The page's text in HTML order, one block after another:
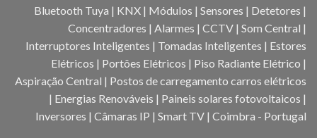
Bluetooth Tuya | KNX | Módulos | Sensores | Detetores |
Concentradores | Alarmes | CCTV | Som Central |
Interruptores Inteligentes | Tomadas Inteligentes | Estores
Elétricos | Portões Elétricos | Piso Radiante Elétrico |
Aspiração Central | Postos de carregamento carros elétricos
| Energias Renováveis | Paineis solares fotovoltaicos |
Inversores | Câmaras IP | Smart TV | Coimbra - Portugal